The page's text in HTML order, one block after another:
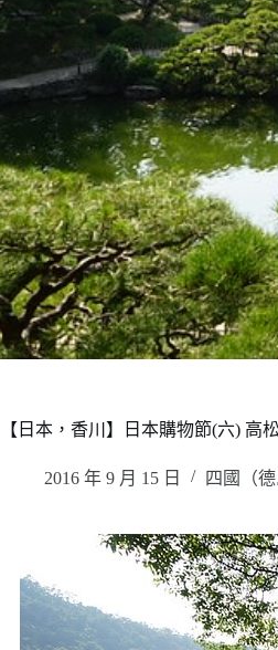
【日本，香川】日本購物節(六) 高
2016 年 9 月 15 日 四國（